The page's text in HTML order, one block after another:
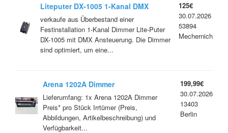
Liteputer DX-1005 1-Kanal DMX
Dimmer für LED Retrofit 230V
verkaufe aus Überbestand einer
Festinstallation 1-Kanal Dimmer Lite-Puter
DX-1005 mit DMX Ansteuerung. Die Dimmer
sind optimiert, um eine...
125€
30.07.2026
53894
Mechernich
Arena 1202A Dimmer
Lieferumfang: 1x Arena 1202A Dimmer
Preis* pro Stück Irrtümer (Preis,
Abbildungen, Artikelbeschreibung) und
Verfügbarkeit...
199,99€
30.07.2026
13403
Berlin